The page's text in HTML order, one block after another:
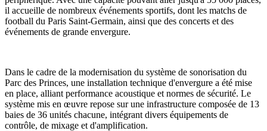
il accueille de nombreux événements sportifs, dont les matchs de
football du Paris Saint-Germain, ainsi que des concerts et des
événements de grande envergure.
Dans le cadre de la modernisation du système de sonorisation du
Parc des Princes, une installation technique d'envergure a été mise
en place, alliant performance acoustique et normes de sécurité. Le
système mis en œuvre repose sur une infrastructure composée de 13
baies de 36 unités chacune, intégrant divers équipements de
contrôle, de mixage et d'amplification.